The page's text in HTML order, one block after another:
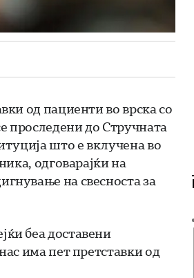
од пациенти во врска со
проследени до Стручната
што е вклучена во
одговарајќи на
на свесноста за
беа доставени
има пет претставки од